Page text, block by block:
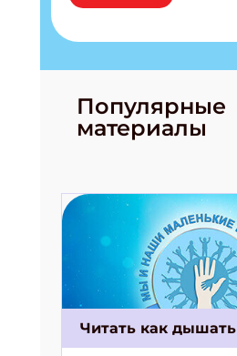
Популярные
материалы
Читать как дышать